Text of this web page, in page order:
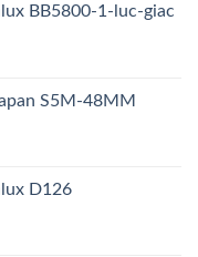
BB5800-1-luc-giac
S5M-48MM
D126